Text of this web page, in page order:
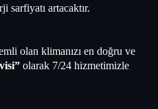
sarfiyatı artacaktır.
olan klimanızı en doğru ve
olarak 7/24 hizmetimizle